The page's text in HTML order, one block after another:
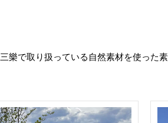
三樂で取り扱っている自然素材を使った